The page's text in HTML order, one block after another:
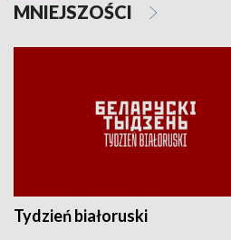
MNIEJSZOŚCI
Tydzień białoruski